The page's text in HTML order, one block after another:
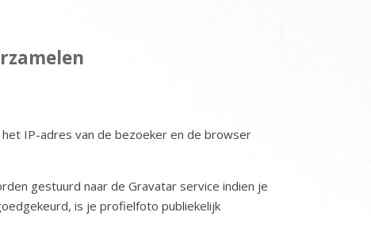
IP-adres van de bezoeker en de browser
gestuurd naar de Gravatar service indien je
is je profielfoto publiekelijk